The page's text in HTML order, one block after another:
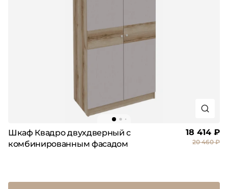
Шкаф Квадро двухдверный с
комбинированным фасадом
18 414 ₽
20 460 ₽